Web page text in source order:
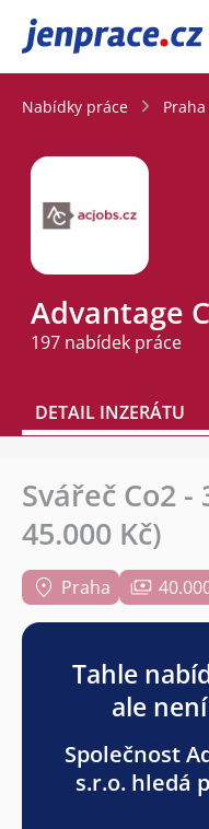
JenPráce.cz
Nabídky práce Praha
Advantage
197 nabídek práce
DETAIL INZERÁTU
Svářeč Co2 -
45.000 Kč)
Praha
Tahle
ale
Společnost
s.r.o. hledá